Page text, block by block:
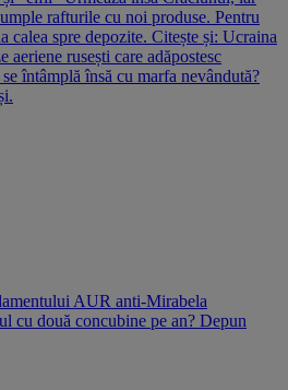
rafturile cu noi produse. Pentru
calea spre depozite. Citește și: Ucraina
rusești care adăpostesc
întâmplă însă cu marfa nevândută?
AUR anti-Mirabela
cu două concubine pe an? Depun